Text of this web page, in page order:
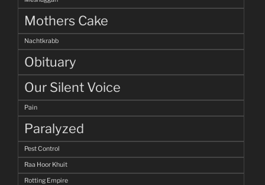
Mothers Cake
Nachtkrabb
Obituary
Our Silent Voice
Pain
Paralyzed
Pest Control
Raa Hoor Khuit
Rotting Empire